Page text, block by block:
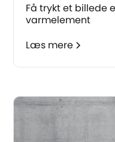
Få trykt et billede
varmelement
Læs mere